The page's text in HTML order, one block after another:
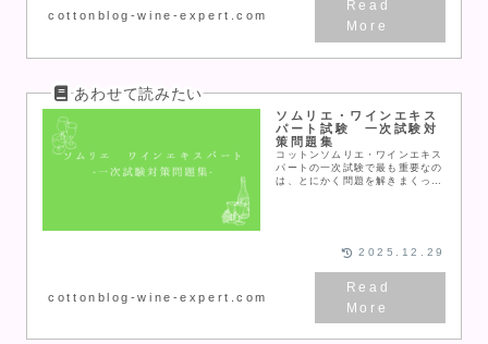
cottonblog-wine-expert.com
ソムリエ・ワインエキス
パート試験 一次試験対
策問題集
コットンソムリエ・ワインエキス
パートの一次試験で最も重要なの
は、とにかく問題を解きまくって
cottonblog-wine-expert.com
2025.12.29